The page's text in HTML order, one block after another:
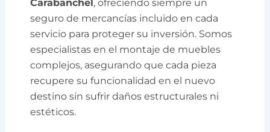
Carabanchel, ofreciendo siempre un
seguro de mercancías incluido en cada
servicio para proteger su inversión. Somos
especialistas en el montaje de muebles
complejos, asegurando que cada pieza
recupere su funcionalidad en el nuevo
destino sin sufrir daños estructurales ni
estéticos.